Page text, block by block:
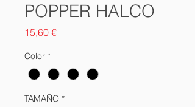
POPPER HALCO
15,60 €Precio
Color *
TAMAÑO *